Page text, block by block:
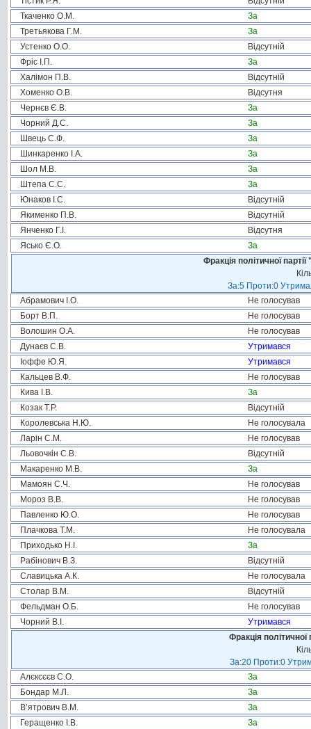
Ткаченко О.М.
За
Третьякова Г.М.
За
Устенко О.О.
Відсутній
Фріс І.П.
За
Халімон П.В.
Відсутній
Хоменко О.В.
Відсутня
Чернєв Є.В.
За
Чорний Д.С.
За
Швець С.Ф.
За
Шинкаренко І.А.
За
Шол М.В.
За
Штепа С.С.
За
Юнаков І.С.
Відсутній
Якименко П.В.
Відсутній
Янченко Г.І.
Відсутня
Ясько Є.О.
За
Фракція політичної
За:5 Проти:0
Абрамович І.О.
Не голосував
Борт В.П.
Не голосував
Волошин О.А.
Не голосував
Дунаєв С.В.
Утримався
Іоффе Ю.Я.
Утримався
Кальцев В.Ф.
Не голосував
Кива І.В.
За
Козак Т.Р.
Відсутній
Королевська Н.Ю.
Не голосувала
Ларін С.М.
Не голосував
Льовочкін С.В.
Відсутній
Макаренко М.В.
За
Мамоян С.Ч.
Не голосував
Мороз В.В.
Не голосував
Павленко Ю.О.
Не голосував
Плачкова Т.М.
Не голосувала
Приходько Н.І.
За
Рабінович В.З.
Відсутній
Славицька А.К.
Не голосувала
Столар В.М.
Відсутній
Фельдман О.Б.
Не голосував
Чорний В.І.
Утримався
Фракція
За:20 Проти:0
Алєксєєв С.О.
За
Бондар М.Л.
За
В’ятрович В.М.
За
Геращенко І.В.
За